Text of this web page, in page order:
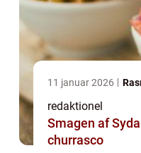
11 januar 2026
redaktionel
Smagen af
churrasco